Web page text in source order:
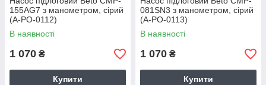
155AG7 з манометром, сірий
(A-PO-0112)
В наявності
1 070 ₴
Купити
081SN3 з манометром, сірий
(A-PO-0113)
В наявності
1 070 ₴
Купити